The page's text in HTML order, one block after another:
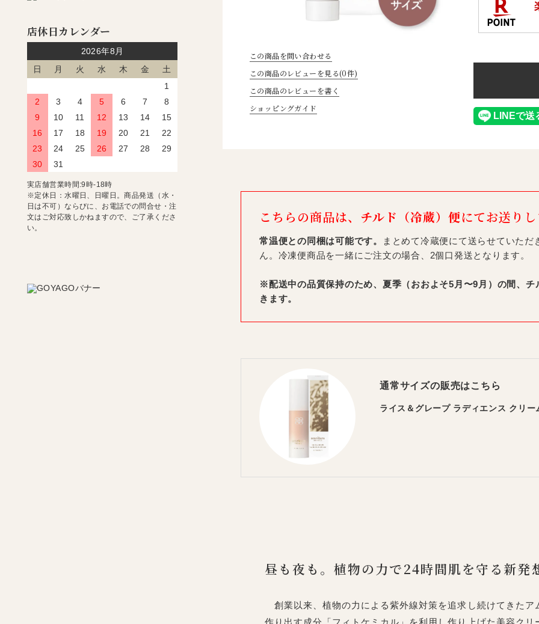
この商品を問い合わせる
この商品のレビューを見る(0件)
この商品のレビューを書く
ショッピングガイド
こちらの商品は、 チルド（冷蔵）便にてお送り
常温便との同梱は可能です。
まとめて冷蔵便にて送らせていた
ん。冷凍便商品を一緒にご注文の場合、2個口発送となります。
※配送中の品質保持のため、夏季（おおよそ5月〜9月）の間、
きます。
通常サイズの販売はこちら
ライス＆グレープ ラディエンス クリ
昼も夜も。植物の力で24時間肌を守る新発
創業以来、植物の力による紫外線対策を追求し続けてきたア
作り出す成分「フィトケミカル」を利用し作り上げた美容クリ
店休日カレンダー
2026年8月
日
月 火 水 木 金
土
1
2
3 4 5 6 7
8
9
10 11 12 13 14
15
16
17 18 19 20 21
22
23
24 25 26 27 28
29
30
31
実店舗営業時間:9時-18時
※定休日：水曜日、日曜日。商品発送（水・
日は不可）ならびに、お電話での問合せ・注
文はご対応致しかねますので、ご了承くださ
い。